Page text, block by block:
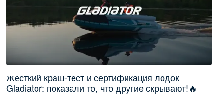
Жесткий краш-тест и сертификация лодок
Gladiator: показали то, что другие скрывают!🔥